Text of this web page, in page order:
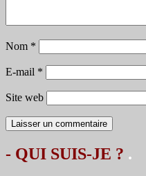
Nom *
E-mail *
Site web
- QUI SUIS-JE ? .